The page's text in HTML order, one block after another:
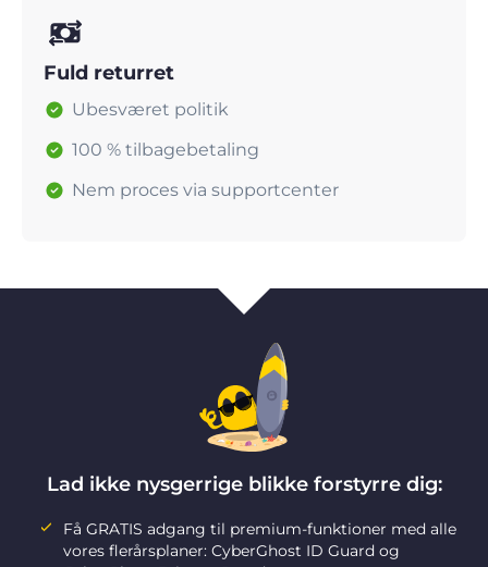
Fuld returret
Ubesværet politik
100 % tilbagebetaling
Nem proces via supportcenter
Lad ikke nysgerrige blikke forstyrre dig:
Få GRATIS adgang til premium-funktioner med alle
vores flerårsplaner: CyberGhost ID Guard og